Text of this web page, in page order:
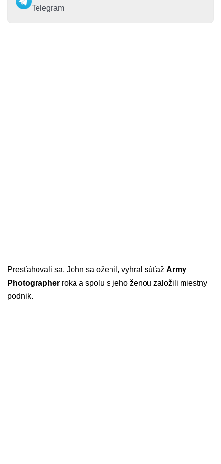
Telegram
Presťahovali sa, John sa oženil, vyhral súťaž Army
Photographer roka a spolu s jeho ženou založili miestny
podnik.